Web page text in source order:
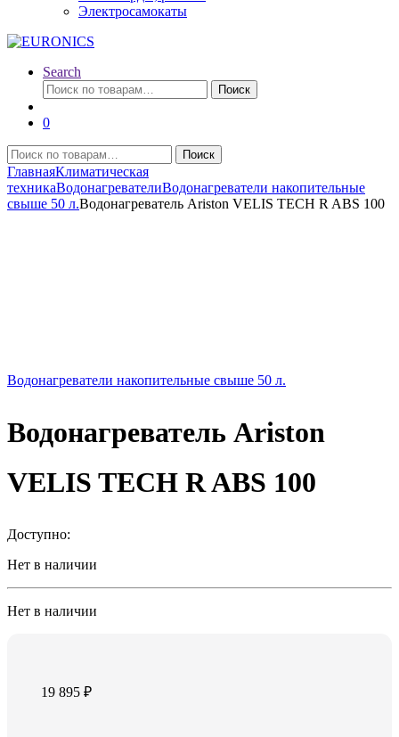
Электросамокаты
Search
Искать:
Поиск
0
Искать:
Поиск
ГлавнаяКлиматическая
техникаВодонагревателиВодонагреватели накопительные
свыше 50 л.Водонагреватель Ariston VELIS TECH R ABS 100
Водонагреватели накопительные свыше 50 л.
Водонагреватель Ariston
VELIS TECH R ABS 100
Доступно:
Нет в наличии
Нет в наличии
19 895₽